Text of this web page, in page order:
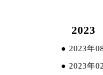
2023
● 2023年
● 2023年02